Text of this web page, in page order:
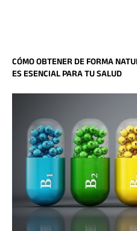
CÓMO OBTENER DE FORMA
ES ESENCIAL PARA TU SALUD